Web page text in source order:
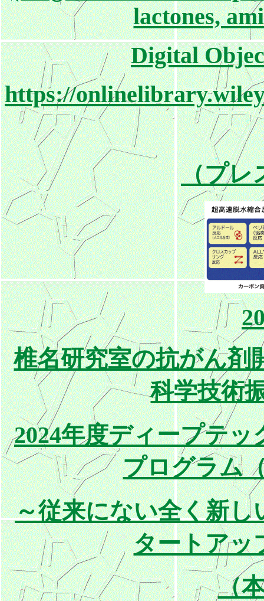
lactones,
Digital
https://
（プレ
椎名研究室の抗がん剤
科学技術
2024年度ディープテ
プログラム
～従来にない全く新し
タートアッ
（